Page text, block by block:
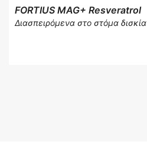
FORTIUS MAG+ Resveratrol
Διασπειρόμενα στο στόμα δισκία